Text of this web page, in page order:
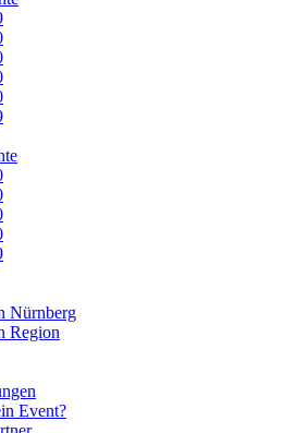
Nürnberg
Region
Event?